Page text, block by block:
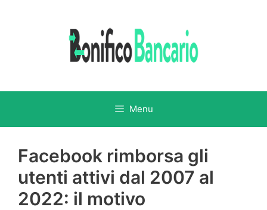
Menu
Facebook rimborsa gli
utenti attivi dal 2007 al
2022: il motivo